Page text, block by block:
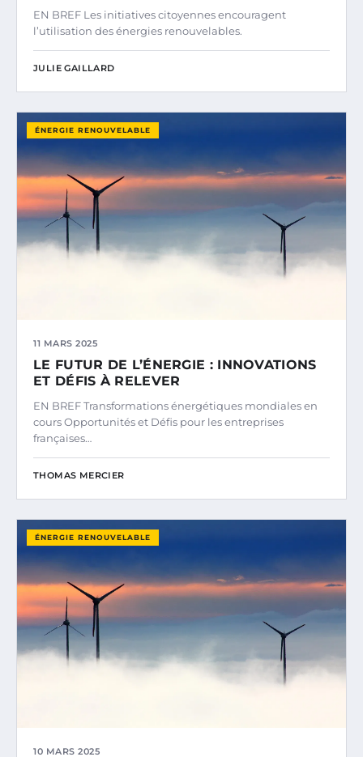
EN BREF Les initiatives citoyennes encouragent
l’utilisation des énergies renouvelables.
JULIE GAILLARD
ÉNERGIE RENOUVELABLE
11 MARS 2025
LE FUTUR DE L’ÉNERGIE : INNOVATIONS
ET DÉFIS À RELEVER
EN BREF Transformations énergétiques mondiales en
cours Opportunités et Défis pour les entreprises
françaises…
THOMAS MERCIER
ÉNERGIE RENOUVELABLE
10 MARS 2025